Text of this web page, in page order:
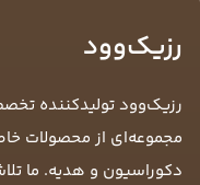
رزیک‌وود
رزیک‌وود تولیدکننده
مجموعه‌ای از محصولات
دکوراسیون و هدیه. ما